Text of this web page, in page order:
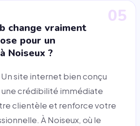
05
change vraiment
pour un
Noiseux ?
site internet bien conçu
une crédibilité immédiate
clientèle et renforce votre
À Noiseux, où le